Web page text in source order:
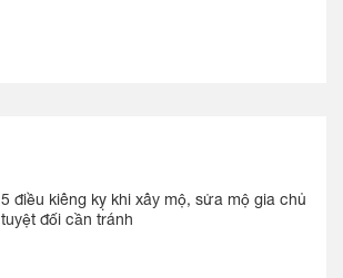
5 điều kiêng kỵ khi xây mộ, sửa mộ gia chủ
tuyệt đối cần tránh